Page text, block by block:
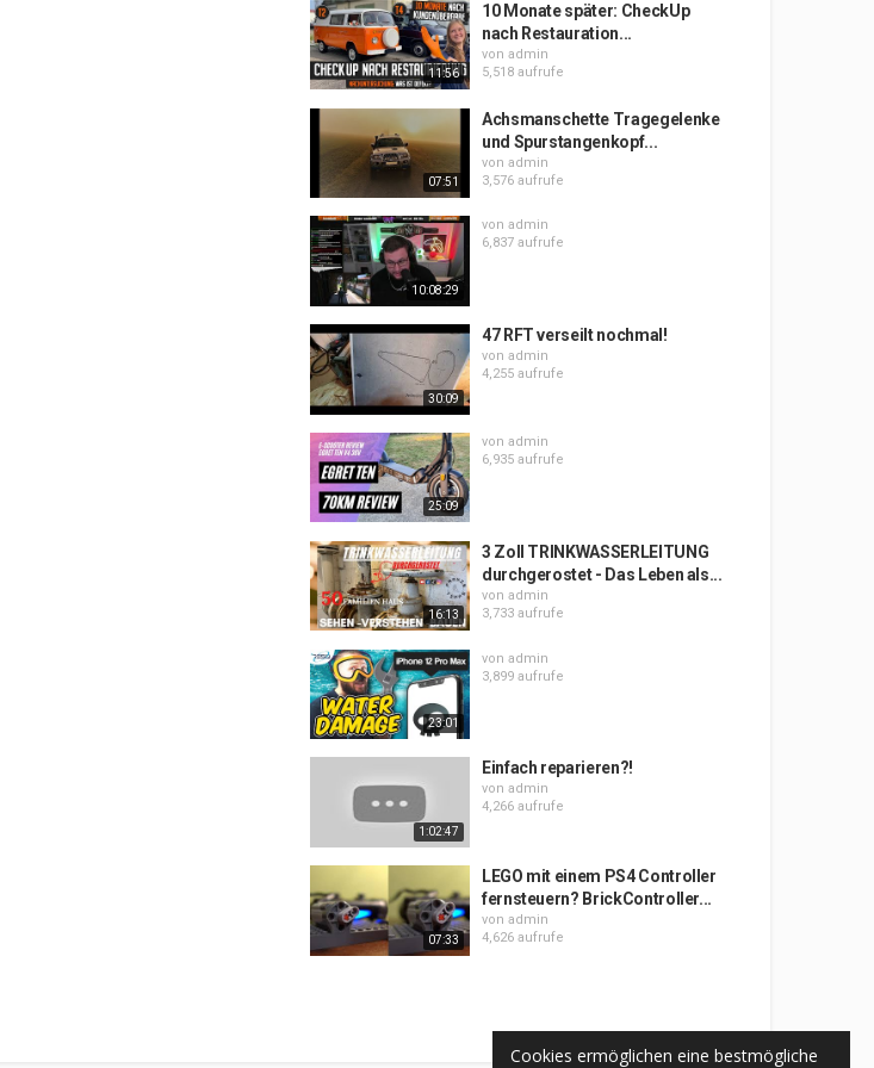
Cookies ermöglichen eine bestmögliche
11:56
10 Monate später: CheckUp
nach Restauration...
von admin
5,518 aufrufe
07:51
Achsmanschette Tragegelenke
und Spurstangenkopf...
von admin
3,576 aufrufe
10:08:29
von admin
6,837 aufrufe
30:09
47 RFT verseilt nochmal!
von admin
4,255 aufrufe
25:09
von admin
6,935 aufrufe
16:13
3 Zoll TRINKWASSERLEITUNG
durchgerostet - Das Leben als...
von admin
3,733 aufrufe
23:01
von admin
3,899 aufrufe
1:02:47
Einfach reparieren?!
von admin
4,266 aufrufe
07:33
LEGO mit einem PS4 Controller
fernsteuern? BrickController...
von admin
4,626 aufrufe